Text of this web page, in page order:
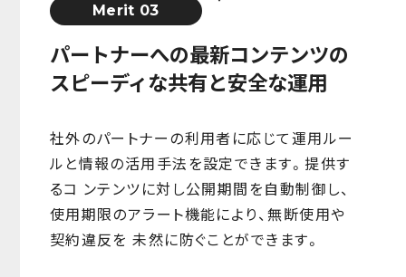
Merit 03
パートナーへの最新コンテンツの
スピーディな共有と安全な運用
社外のパートナーの利用者に応じて運用ルー
ルと情報の活用手法を設定できます。提供す
るコ ンテンツに対し公開期間を自動制御し、
使用期限のアラート機能により、無断使用や
契約違反を 未然に防ぐことができます。